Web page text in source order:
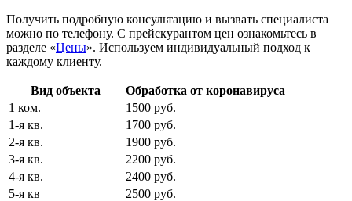
Получить подробную консультацию и вызвать специалиста
можно по телефону. С прейскурантом цен ознакомьтесь в
разделе «Цены». Используем индивидуальный подход к
каждому клиенту.
Вид объекта
Обработка от коронавируса
1 ком.
1500 руб.
1-я кв.
1700 руб.
2-я кв.
1900 руб.
3-я кв.
2200 руб.
4-я кв.
2400 руб.
5-я кв
2500 руб.